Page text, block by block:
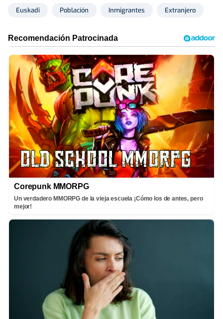
Euskadi Población Inmigrantes Extranjero
Corepunk MMORPG
Un verdadero MMORPG de la vieja escuela ¡Cómo los de antes, pero
mejor!